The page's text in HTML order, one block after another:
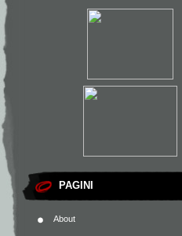
PAGINI
About